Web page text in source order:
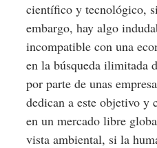
científico y tecnológico,
embargo, hay algo
incompatible con una
en la búsqueda ilimitada
por parte de unas
dedican a este objetivo y
en un mercado libre
vista ambiental, si la